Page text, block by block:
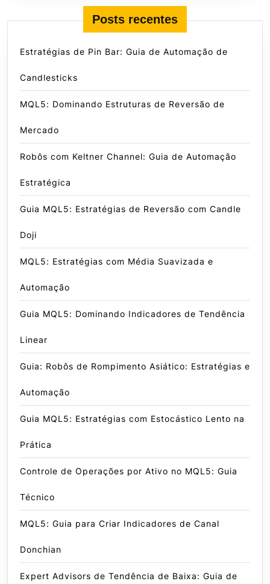
Posts recentes
Estratégias de Pin Bar: Guia de Automação de
Candlesticks
MQL5: Dominando Estruturas de Reversão de
Mercado
Robôs com Keltner Channel: Guia de Automação
Estratégica
Guia MQL5: Estratégias de Reversão com Candle
Doji
MQL5: Estratégias com Média Suavizada e
Automação
Guia MQL5: Dominando Indicadores de Tendência
Linear
Guia: Robôs de Rompimento Asiático: Estratégias e
Automação
Guia MQL5: Estratégias com Estocástico Lento na
Prática
Controle de Operações por Ativo no MQL5: Guia
Técnico
MQL5: Guia para Criar Indicadores de Canal
Donchian
Expert Advisors de Tendência de Baixa: Guia de